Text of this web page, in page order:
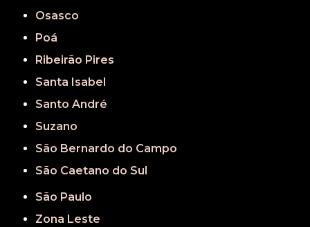
Osasco
Poá
Ribeirão Pires
Santa Isabel
Santo André
Suzano
São Bernardo do Campo
São Caetano do Sul
São Paulo
Zona Leste